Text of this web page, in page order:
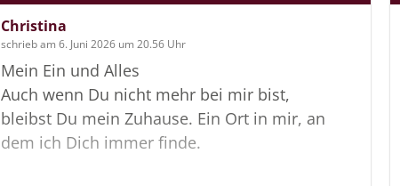
Christina
schrieb am 6. Juni 2026 um 20.56 Uhr
Mein Ein und Alles
Auch wenn Du nicht mehr bei mir bist,
bleibst Du mein Zuhause. Ein Ort in mir, an
dem ich Dich immer finde.